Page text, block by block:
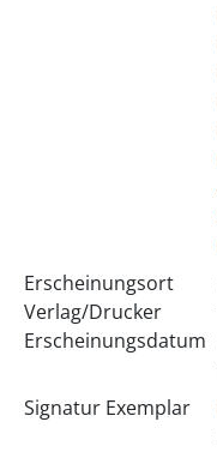
Erscheinungsort
Verlag/Drucker
Erscheinungsdatum
Signatur Exemplar